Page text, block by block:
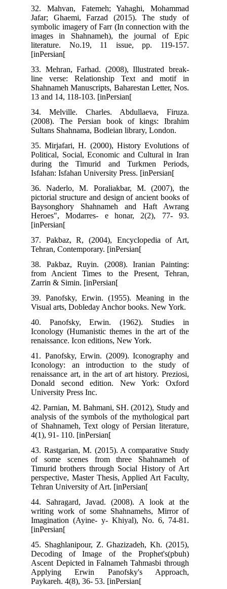
32. Mahvan, Fatemeh; Yahaghi, Mohammad
Jafar; Ghaemi, Farzad (2015). The study of
symbolic imagery of Farr (In connection with the
images in Shahnameh), the journal of Epic
literature. No.19, 11 issue, pp. 119-157.
[inPersian[
33. Mehran, Farhad. (2008), Illustrated break-
line verse: Relationship Text and motif in
Shahnameh Manuscripts, Baharestan Letter, Nos.
13 and 14, 118-103. [inPersian[
34. Melville. Charles. Abdullaeva, Firuza.
(2008). The Persian book of kings: Ibrahim
Sultans Shahnama, Bodleian library, London.
35. Mirjafari, H. (2000), History Evolutions of
Political, Social, Economic and Cultural in Iran
during the Timurid and Turkmen Periods,
Isfahan: Isfahan University Press. [inPersian[
36. Naderlo, M. Poraliakbar, M. (2007), the
pictorial structure and design of ancient books of
Baysonghory Shahnameh and Haft Awrang
Heroes", Modarres- e honar, 2(2), 77- 93.
[inPersian[
37. Pakbaz, R, (2004), Encyclopedia of Art,
Tehran, Contemporary. [inPersian[
38. Pakbaz, Ruyin. (2008). Iranian Painting:
from Ancient Times to the Present, Tehran,
Zarrin & Simin. [inPersian[
39. Panofsky, Erwin. (1955). Meaning in the
Visual arts, Dobleday Anchor books. New York.
40. Panofsky, Erwin. (1962). Studies in
Iconology (Humanistic themes in the art of the
renaissance. Icon editions, New York.
41. Panofsky, Erwin. (2009). Iconography and
Iconology: an introduction to the study of
renaissance art, in the art of art history. Preziosi,
Donald second edition. New York: Oxford
University Press Inc.
42. Parnian, M. Bahmani, SH. (2012), Study and
analysis of the symbols of the mythological part
of Shahnameh, Text ology of Persian literature,
4(1), 91- 110. [inPersian[
43. Rastgarian, M. (2015). A comparative Study
of some scenes from three Shahnameh of
Timurid brothers through Social History of Art
perspective, Master Thesis, Applied Art Faculty,
Tehran University of Art. [inPersian[
44. Sahragard, Javad. (2008). A look at the
writing work of some Shahnamehs, Mirror of
Imagination (Ayine- y- Khiyal), No. 6, 74-81.
[inPersian[
45. Shaghlanipour, Z. Ghazizadeh, Kh. (2015),
Decoding of Image of the Prophet's(pbuh)
Ascent Depicted in Falnameh Tahmasbi through
Applying Erwin Panofsky's Approach,
Paykareh. 4(8), 36- 53. [inPersian[